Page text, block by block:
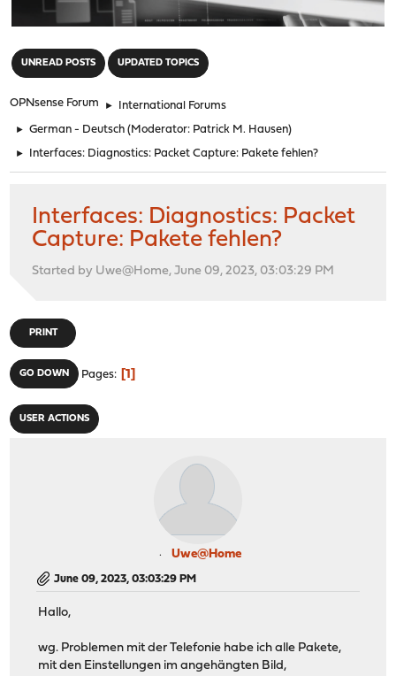
UNREAD POSTS UPDATED TOPICS
OPNsense Forum ► International Forums
► German - Deutsch (Moderator: Patrick M. Hausen)
► Interfaces: Diagnostics: Packet Capture: Pakete fehlen?
Interfaces: Diagnostics: Packet
Capture: Pakete fehlen?
Started by Uwe@Home, June 09, 2023, 03:03:29 PM
PRINT
GO DOWN Pages 1
USER ACTIONS
Uwe@Home
June 09, 2023, 03:03:29 PM
Hallo,
wg. Problemen mit der Telefonie habe ich alle Pakete,
mit den Einstellungen im angehängten Bild,